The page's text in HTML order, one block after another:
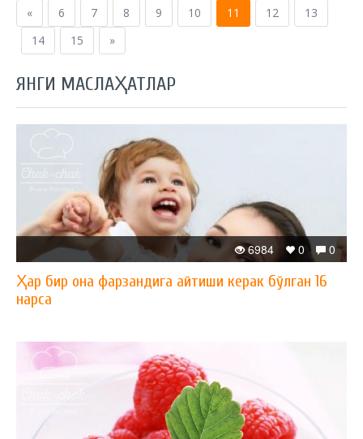
« 6 7 8 9 10 11 12
13
14
15 »
ЯНГИ МАСЛАҲАТЛАР
0
0
6984
Ҳар бир она фарзандига айтиши керак бўлган 16
нарса